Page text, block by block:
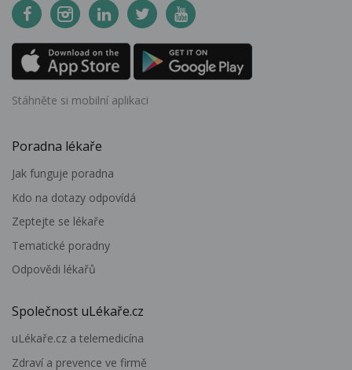
Stáhněte si mobilní aplikaci
Poradna lékaře
Jak funguje poradna
Kdo na dotazy odpovídá
Zeptejte se lékaře
Tematické poradny
Odpovědi lékařů
Společnost uLékaře.cz
uLékaře.cz a telemedicína
Zdraví a prevence ve firmě